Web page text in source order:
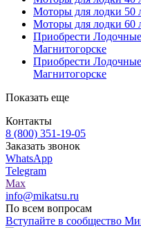
Моторы для лодки 50
Моторы для лодки 60
Приобрести
Магнитогорске
Приобрести
Магнитогорске
Показать еще
Контакты
8 (800) 351-19-05
Заказать звонок
WhatsApp
Telegram
Max
info@mikatsu.ru
По всем вопросам
Вступайте в сообщество